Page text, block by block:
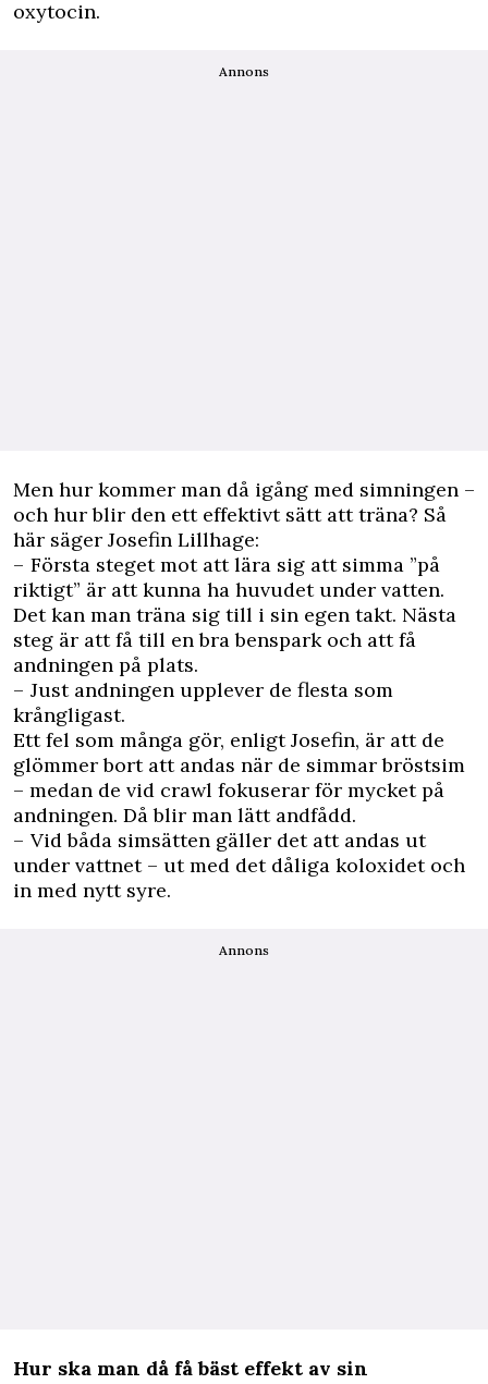
oxytocin.
Annons
Men hur kommer man då igång med simningen –
och hur blir den ett effektivt sätt att träna? Så
här säger Josefin Lillhage:
– Första steget mot att lära sig att simma ”på
riktigt” är att kunna ha huvudet under vatten.
Det kan man träna sig till i sin egen takt. Nästa
steg är att få till en bra benspark och att få
andningen på plats.
– Just andningen upplever de flesta som
krångligast.
Ett fel som många gör, enligt Josefin, är att de
glömmer bort att andas när de simmar bröstsim
– medan de vid crawl fokuserar för mycket på
andningen. Då blir man lätt andfådd.
– Vid båda simsätten gäller det att andas ut
under vattnet – ut med det dåliga koloxidet och
in med nytt syre.
Annons
Hur ska man då få bäst effekt av sin